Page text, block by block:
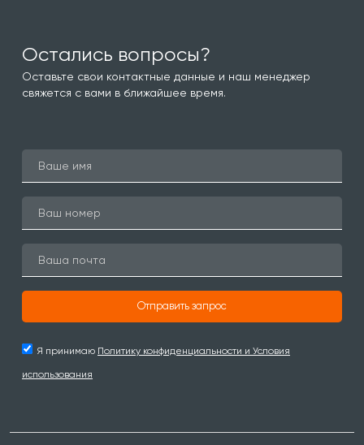
Остались вопросы?
Оставьте свои контактные данные и наш менеджер
свяжется с вами в ближайшее время.
Отправить запрос
Я принимаю Политику конфиденциальности и Условия
использования